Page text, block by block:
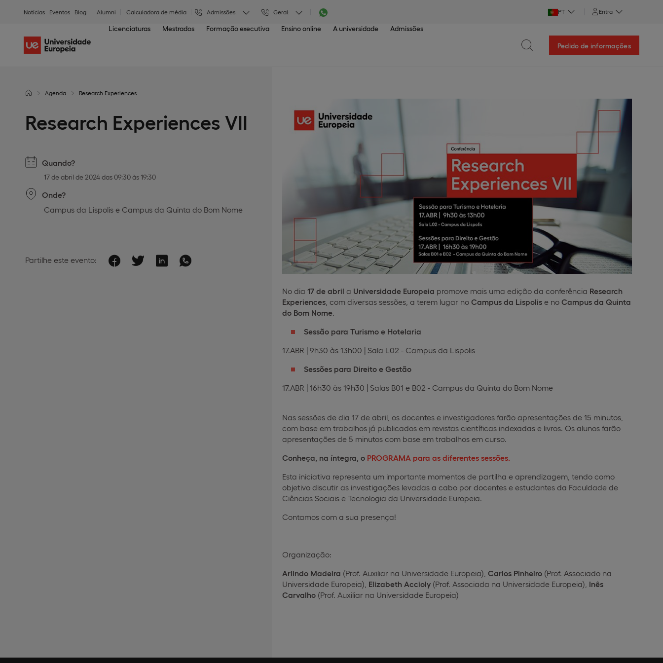
Notícias Eventos Blog Alumni Calculadora de média Admissões: Geral: PT Entra
Licenciaturas Mestrados Formação executiva Ensino online A universidade Admissões
Pedido de informações
Agenda Research Experiences
Research Experiences VII
Quando?
17 de abril de 2024 das 09:30 às 19:30
Onde?
Campus da Lispolis e Campus da Quinta do Bom Nome
Partilhe este evento:
No dia 17 de abril a Universidade Europeia promove mais uma edição da conferência Research
Experiences, com diversas sessões, a terem lugar no Campus da Lispolise no Campus da Quinta
do Bom Nome.
Sessão para Turismo e Hotelaria
17.ABR | 9h30 às 13h00 | Sala L02 - Campus da Lispolis
Sessões para Direito e Gestão
17.ABR | 16h30 às 19h30 | Salas B01 e B02 - Campus da Quinta do Bom Nome
Nas sessões de dia 17 de abril, os docentes e investigadores farão apresentações de 15 minutos,
com base em trabalhos já publicados em revistas científicas indexadas e livros. Os alunos farão
apresentações de 5 minutos com base em trabalhos em curso.
Conheça, na íntegra, o PROGRAMA para as diferentes sessões.
Esta iniciativa representa um importante momentos de partilha e aprendizagem, tendo como
objetivo discutir as investigações levadas a cabo por docentes e estudantes da Faculdade de
Ciências Sociais e Tecnologia da Universidade Europeia.
Contamos com a sua presença!
Organização:
Arlindo Madeira (Prof. Auxiliar na Universidade Europeia), Carlos Pinheiro(Prof. Associado na
Universidade Europeia), Elizabeth Accioly(Prof. Associada na Universidade Europeia), Inês
Carvalho(Prof. Auxiliar na Universidade Europeia)